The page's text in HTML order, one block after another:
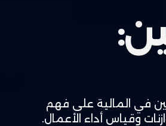
في المالية على فهم
وقياس أداء الأعمال.